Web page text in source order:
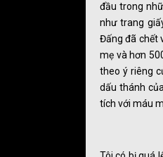
đầu trong
như trang
Đấng đã chết
mẹ và hơn
theo ý riêng
dấu thánh
tích với máu